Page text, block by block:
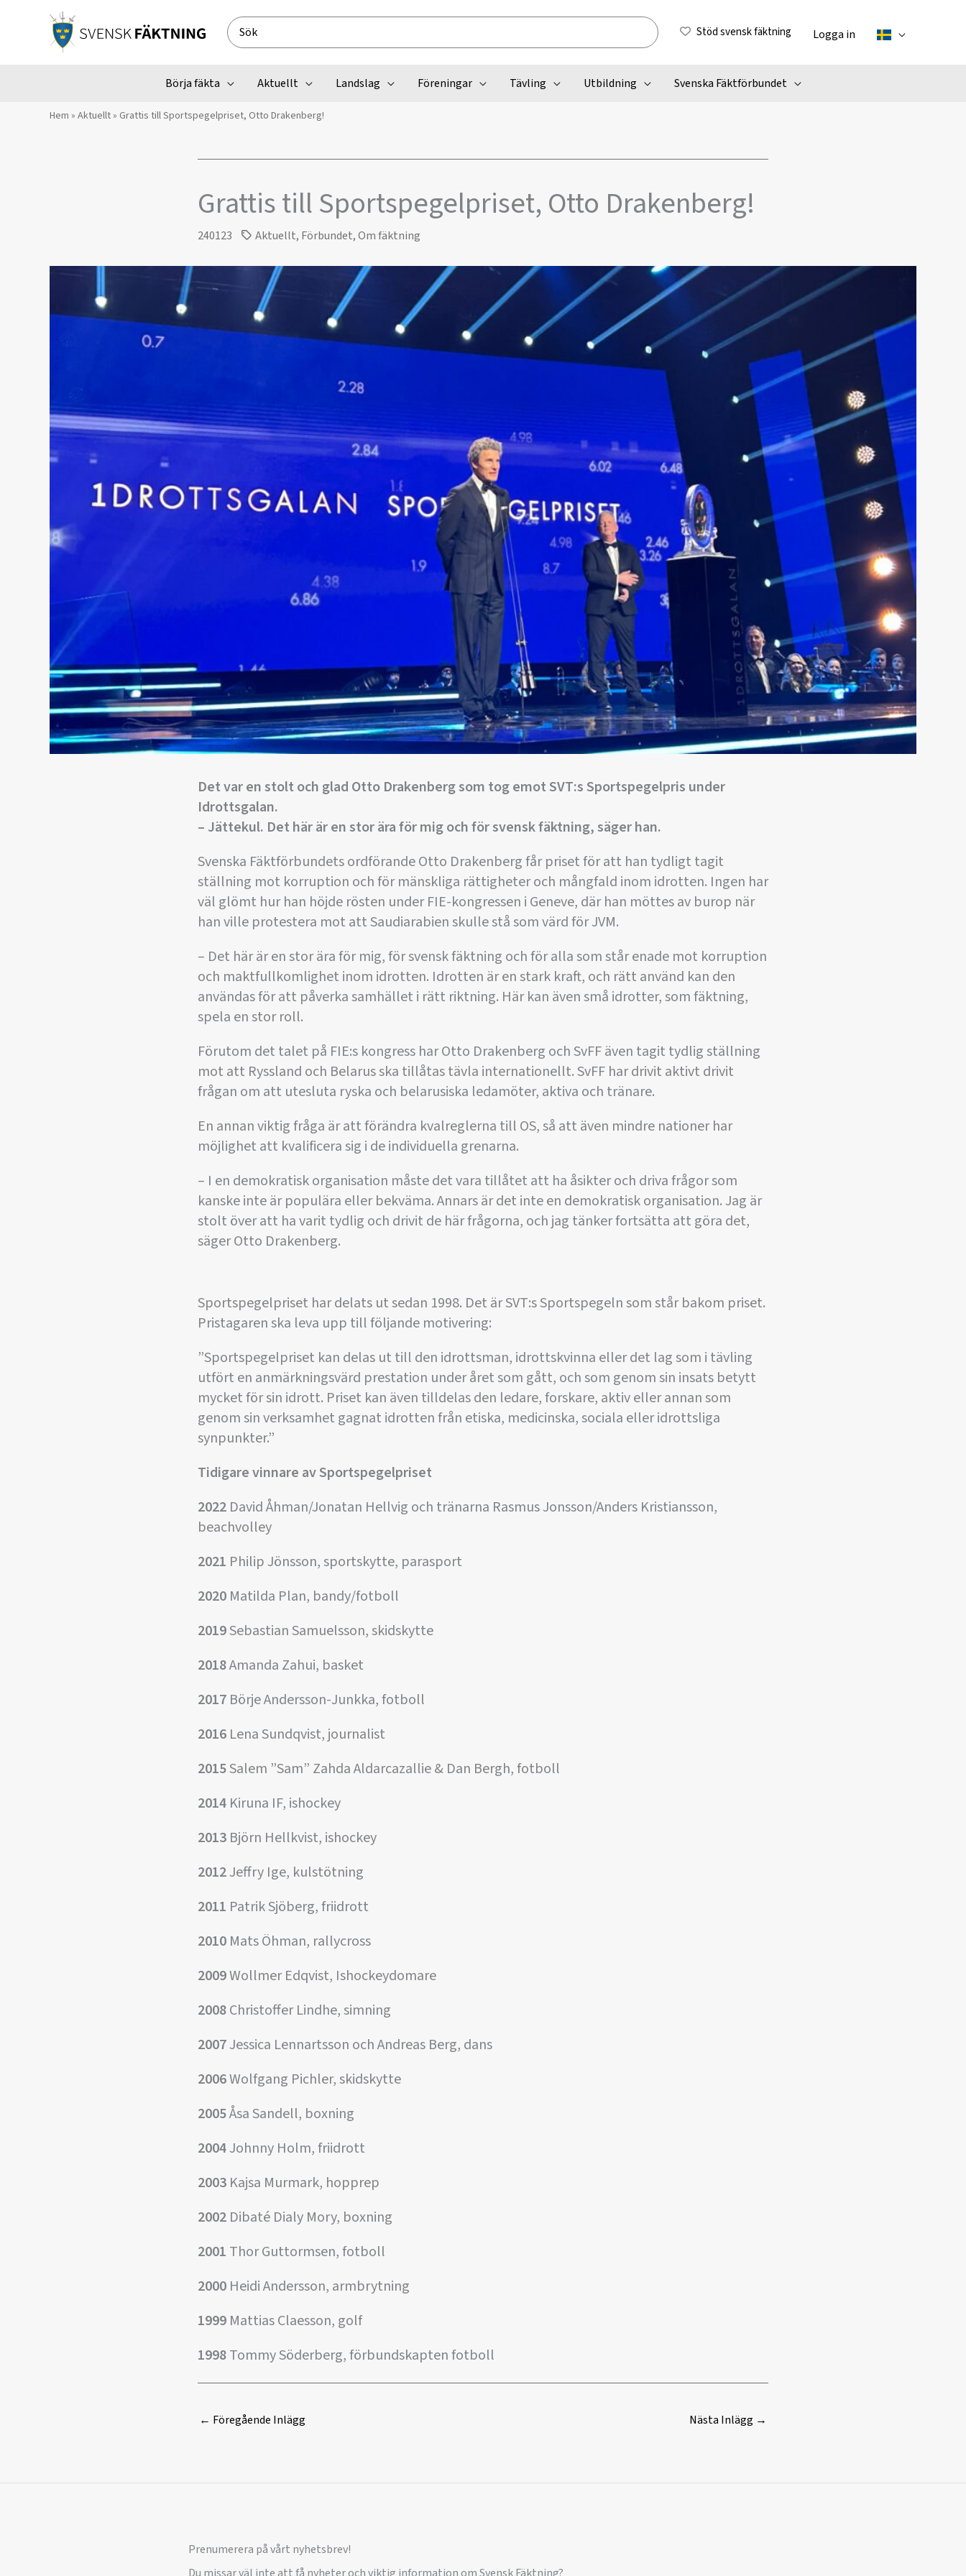
Search
for:
Stöd svensk fäktning Logga in
Börja fäkta Aktuellt Landslag Föreningar Tävling Utbildning Svenska Fäktförbundet
Hem » Aktuellt» Grattis till Sportspegelpriset, Otto Drakenberg!
Grattis till Sportspegelpriset, Otto Drakenberg!
240123 Aktuellt, Förbundet,Om fäktning
Det var en stolt och glad Otto Drakenberg som tog emot SVT:s Sportspegelpris under
Idrottsgalan.
– Jättekul. Det här är en stor ära för mig och för svensk fäktning, säger han.
Svenska Fäktförbundets ordförande Otto Drakenberg får priset för att han tydligt tagit
ställning mot korruption och för mänskliga rättigheter och mångfald inom idrotten. Ingen har
väl glömt hur han höjde rösten under FIE-kongressen i Geneve, där han möttes av burop när
han ville protestera mot att Saudiarabien skulle stå som värd för JVM.
– Det här är en stor ära för mig, för svensk fäktning och för alla som står enade mot korruption
och maktfullkomlighet inom idrotten. Idrotten är en stark kraft, och rätt använd kan den
användas för att påverka samhället i rätt riktning. Här kan även små idrotter, som fäktning,
spela en stor roll.
Förutom det talet på FIE:s kongress har Otto Drakenberg och SvFF även tagit tydlig ställning
mot att Ryssland och Belarus ska tillåtas tävla internationellt. SvFF har drivit aktivt drivit
frågan om att utesluta ryska och belarusiska ledamöter, aktiva och tränare.
En annan viktig fråga är att förändra kvalreglerna till OS, så att även mindre nationer har
möjlighet att kvalificera sig i de individuella grenarna.
– I en demokratisk organisation måste det vara tillåtet att ha åsikter och driva frågor som
kanske inte är populära eller bekväma. Annars är det inte en demokratisk organisation. Jag är
stolt över att ha varit tydlig och drivit de här frågorna, och jag tänker fortsätta att göra det,
säger Otto Drakenberg.
Sportspegelpriset har delats ut sedan 1998. Det är SVT:s Sportspegeln som står bakom priset.
Pristagaren ska leva upp till följande motivering:
”Sportspegelpriset kan delas ut till den idrottsman, idrottskvinna eller det lag som i tävling
utfört en anmärkningsvärd prestation under året som gått, och som genom sin insats betytt
mycket för sin idrott. Priset kan även tilldelas den ledare, forskare, aktiv eller annan som
genom sin verksamhet gagnat idrotten från etiska, medicinska, sociala eller idrottsliga
synpunkter.”
Tidigare vinnare av Sportspegelpriset
2022 David Åhman/Jonatan Hellvig och tränarna Rasmus Jonsson/Anders Kristiansson,
beachvolley
2021 Philip Jönsson, sportskytte, parasport
2020 Matilda Plan, bandy/fotboll
2019Sebastian Samuelsson, skidskytte
2018Amanda Zahui, basket
2017 Börje Andersson-Junkka, fotboll
2016 Lena Sundqvist, journalist
2015Salem ”Sam” Zahda Aldarcazallie & Dan Bergh, fotboll
2014 Kiruna IF, ishockey
2013 Björn Hellkvist, ishockey
2012Jeffry Ige, kulstötning
2011 Patrik Sjöberg, friidrott
2010 Mats Öhman, rallycross
2009Wollmer Edqvist, Ishockeydomare
2008Christoffer Lindhe, simning
2007Jessica Lennartsson och Andreas Berg, dans
2006Wolfgang Pichler, skidskytte
2005Åsa Sandell, boxning
2004Johnny Holm, friidrott
2003 Kajsa Murmark, hopprep
2002 Dibaté Dialy Mory, boxning
2001 Thor Guttormsen, fotboll
2000 Heidi Andersson, armbrytning
1999 Mattias Claesson, golf
1998Tommy Söderberg, förbundskapten fotboll
← Föregående Inlägg Nästa Inlägg →
Prenumerera på vårt nyhetsbrev!